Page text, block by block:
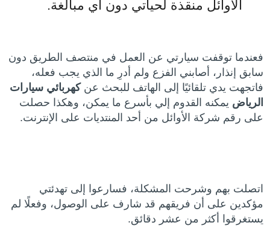
الأوائل منقذة لحياتي دون أي مبالغة.
فعندما توقفت سيارتي عن العمل في منتصف الطريق دون
سابق إنذار، أصابني الفزع ولم أدرِ ما الذي يجب فعله،
فاتجهت يدي تلقائيًا إلى الهاتف للبحث عنكهربائي سيارات
الرياض يمكنه القدوم إلي بأسرع ما يمكن، وهكذا حصلت
على رقم شركة الأوائل من أحد المنتديات على الإنترنت.
اتصلت بهم وشرحت المشكلة، فسارعوا إلى تهدئتي
مؤكدين على أن فريقهم قد شارف على الوصول، وفعلًا لم
يستغرقوا أكثر من عشر دقائق.